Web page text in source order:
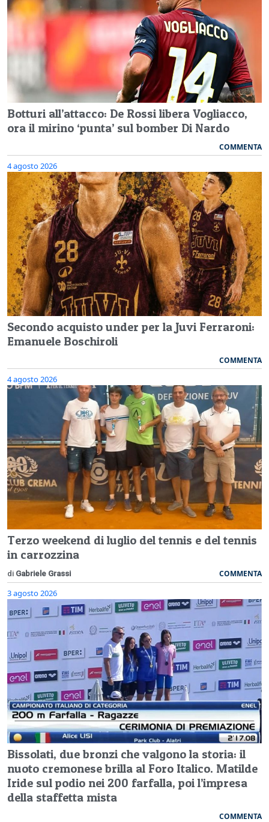
Botturi all’attacco: De Rossi libera Vogliacco,
ora il mirino ‘punta’ sul bomber Di Nardo
COMMENTA
4 agosto 2026
Secondo acquisto under per la Juvi Ferraroni:
Emanuele Boschiroli
COMMENTA
4 agosto 2026
Terzo weekend di luglio del tennis e del tennis
in carrozzina
di Gabriele Grassi COMMENTA
3 agosto 2026
Bissolati, due bronzi che valgono la storia: il
nuoto cremonese brilla al Foro Italico. Matilde
Iride sul podio nei 200 farfalla, poi l’impresa
della staffetta mista
COMMENTA